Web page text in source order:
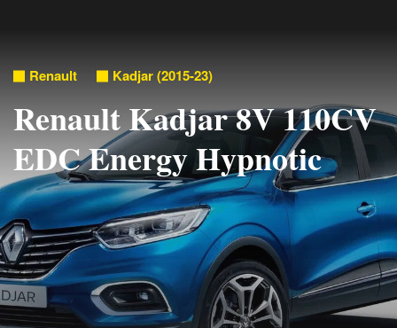
Renault Kadjar (2015-23)
Renault Kadjar 8V 110CV
EDC Energy Hypnotic